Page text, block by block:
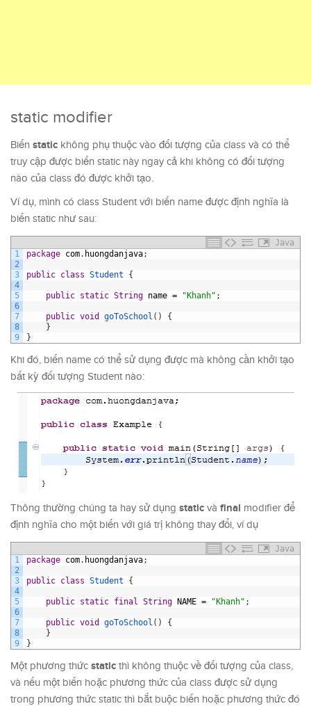
static modifier
Biến static không phụ thuộc vào đối tượng của class và có thể
truy cập được biến static này ngay cả khi không có đối tượng
nào của class đó được khởi tạo.
Ví dụ, mình có class Student với biến name được định nghĩa là
biến static như sau:
Java
1
2
3
4
5
6
7
8
9
package com. huongdanjava;
public class Student {
public static String name = "Khanh" ;
public void goToSchool ( )
{
}
}
Khi đó, biến name có thể sử dụng được mà không cần khởi tạo
bất kỳ đối tượng Student nào:
Thông thường chúng ta hay sử dụng static và final modifier để
định nghĩa cho một biến với giá trị không thay đổi, ví dụ
Java
1
2
3
4
5
6
7
8
9
package com. huongdanjava;
public class Student {
public static final String NAME = "Khanh" ;
public void goToSchool ( )
{
}
}
Một phương thức static thì không thuộc về đối tượng của class,
và nếu một biến hoặc phương thức của class được sử dụng
trong phương thức static thì bắt buộc biến hoặc phương thức đó